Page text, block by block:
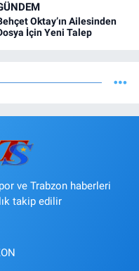
Oktay’ın Ailesinden
İçin Yeni Talep
ve Trabzon haberleri
takip edilir